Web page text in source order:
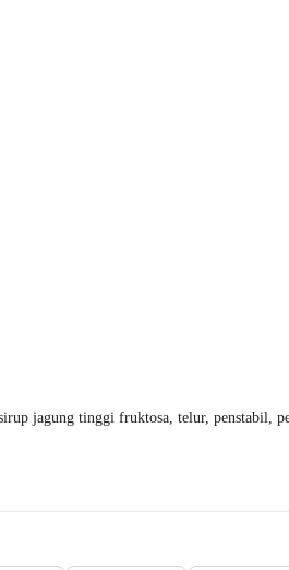
jagung tinggi fruktosa, telur, penstabil,